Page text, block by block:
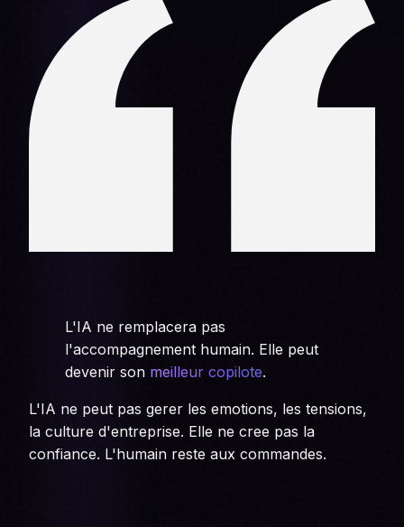
L'IA ne remplacera pas
l'accompagnement humain. Elle peut
devenir son meilleur copilote.
L'IA ne peut pas gerer les emotions, les tensions,
la culture d'entreprise. Elle ne cree pas la
confiance. L'humain reste aux commandes.